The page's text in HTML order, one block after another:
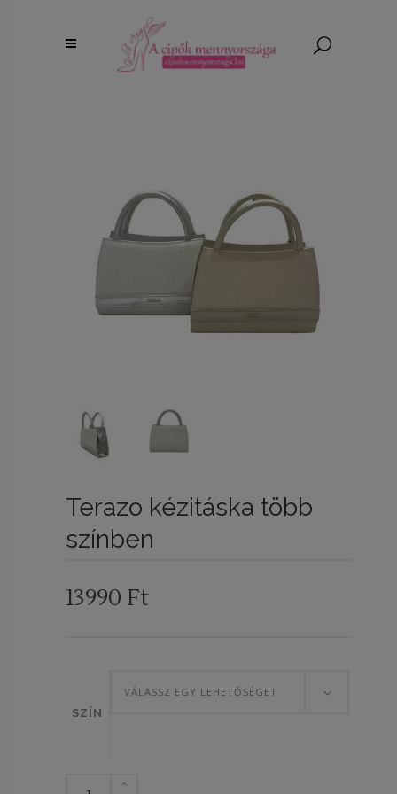
Terazo kézitáska több
színben
13990 Ft
SZÍN
VÁLASSZ EGY LEHETŐSÉGET